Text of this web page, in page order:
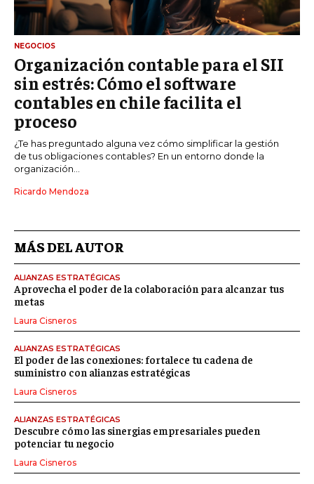
NEGOCIOS
Organización contable para el SII
sin estrés: Cómo el software
contables en chile facilita el
proceso
¿Te has preguntado alguna vez cómo simplificar la gestión
de tus obligaciones contables? En un entorno donde la
organización...
Ricardo Mendoza
MÁS DEL AUTOR
ALIANZAS ESTRATÉGICAS
Aprovecha el poder de la colaboración para alcanzar tus
metas
Laura Cisneros
ALIANZAS ESTRATÉGICAS
El poder de las conexiones: fortalece tu cadena de
suministro con alianzas estratégicas
Laura Cisneros
ALIANZAS ESTRATÉGICAS
Descubre cómo las sinergias empresariales pueden
potenciar tu negocio
Laura Cisneros